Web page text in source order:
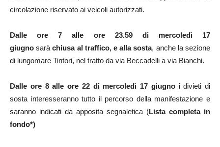
circolazione riservato ai veicoli autorizzati.
Dalle ore 7 alle ore 23.59 di mercoledì 17
giugno saràchiusa al traffico, e alla sosta, anche la sezione
di lungomare Tintori, nel tratto da via Beccadelli a via Bianchi.
Dalle ore 8 alle ore 22 di mercoledì 17 giugnoi divieti di
sosta interesseranno tutto il percorso della manifestazione e
saranno indicati da apposita segnaletica (Lista completa in
fondo*)